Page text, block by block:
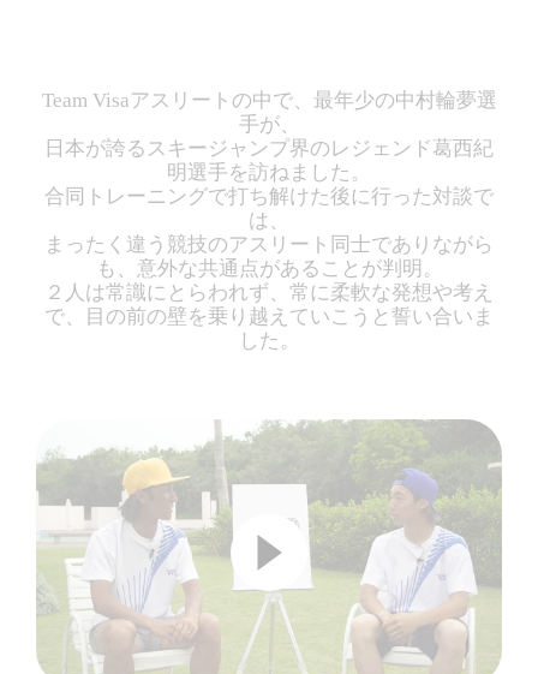
Team Visaアスリートの中で、最年少の中村輪夢選
手が、
日本が誇るスキージャンプ界のレジェンド葛西紀
明選手を訪ねました。
合同トレーニングで打ち解けた後に行った対談で
は、
まったく違う競技のアスリート同士でありながら
も、意外な共通点があることが判明。
２人は常識にとらわれず、常に柔軟な発想や考え
で、目の前の壁を乗り越えていこうと誓い合いま
した。